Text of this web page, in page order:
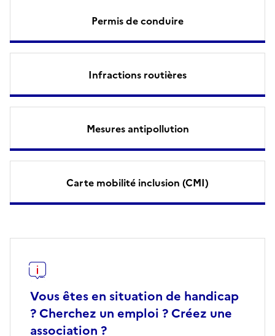
Permis de conduire
Infractions routières
Mesures antipollution
Carte mobilité inclusion (CMI)
Vous êtes en situation de handicap
? Cherchez un emploi ? Créez une
association ?